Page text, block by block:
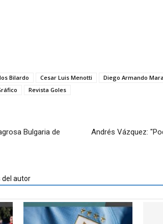
Bilardo Cesar Luis Menotti Diego Armando
Revista Goles
Bulgaria de
Andrés Vázquez:
del autor